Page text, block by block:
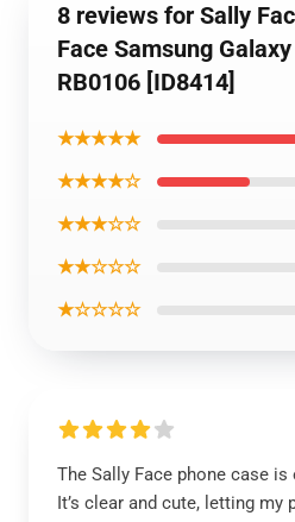
8 reviews for Sally
Face Samsung
RB0106 [ID8414]
★★★★★
★★★★☆
★★★☆☆
★★☆☆☆
★☆☆☆☆
The Sally Face phone case is
It’s clear and cute, letting my